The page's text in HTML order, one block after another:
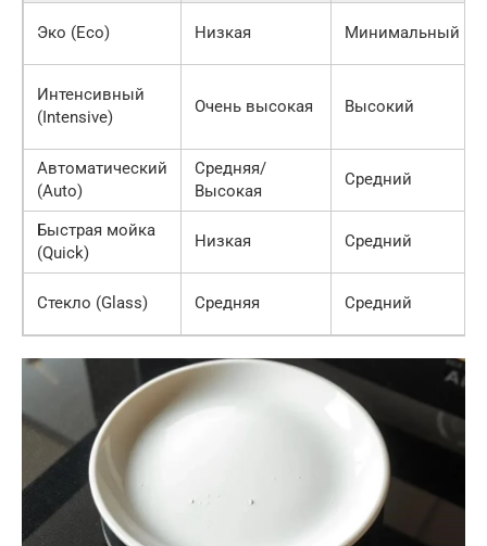
Эко (Eco) Низкая Минимальный
Интенсивный
(Intensive)
Очень высокая Высокий
Автоматический
(Auto)
Средняя/
Высокая
Средний
Быстрая мойка
(Quick)
Низкая Средний
Стекло (Glass) Средняя Средний